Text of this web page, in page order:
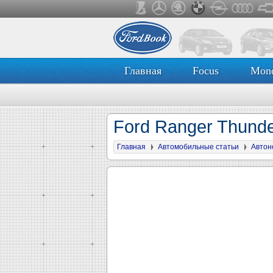
Главная Focus
Ford Ranger
Главная Автомобильные статьи